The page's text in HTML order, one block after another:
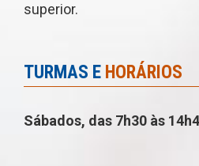
superior.
TURMAS E HORÁRIOS
Sábados, das 7h30 às